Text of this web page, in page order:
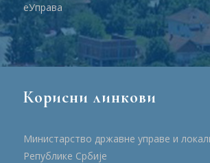
еУправа
Корисни линкови
Министарство државне управе и
Републике Србије